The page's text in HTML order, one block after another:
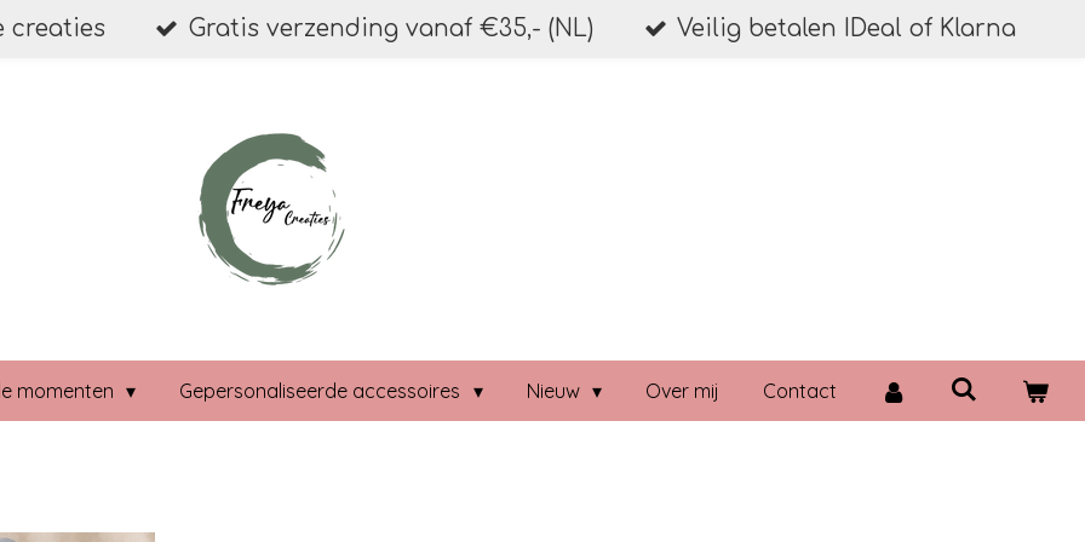
creaties Gratis verzending vanaf €35,- (NL) Veilig betalen IDeal of Klarna
momenten Gepersonaliseerde accessoires Nieuw Over mij Contact